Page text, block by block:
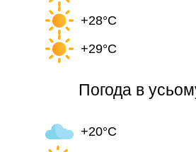
+28°C
+29°C
Погода в
+20°C